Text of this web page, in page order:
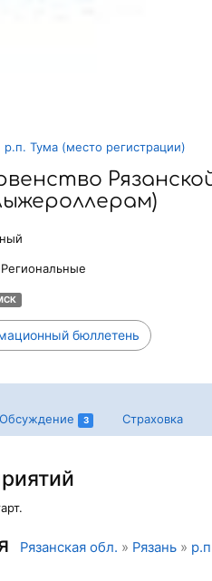
р.п. Тума (место регистрации)
бюллетень
Обсуждение 3 Страховка
Рязанская обл. » Рязань »